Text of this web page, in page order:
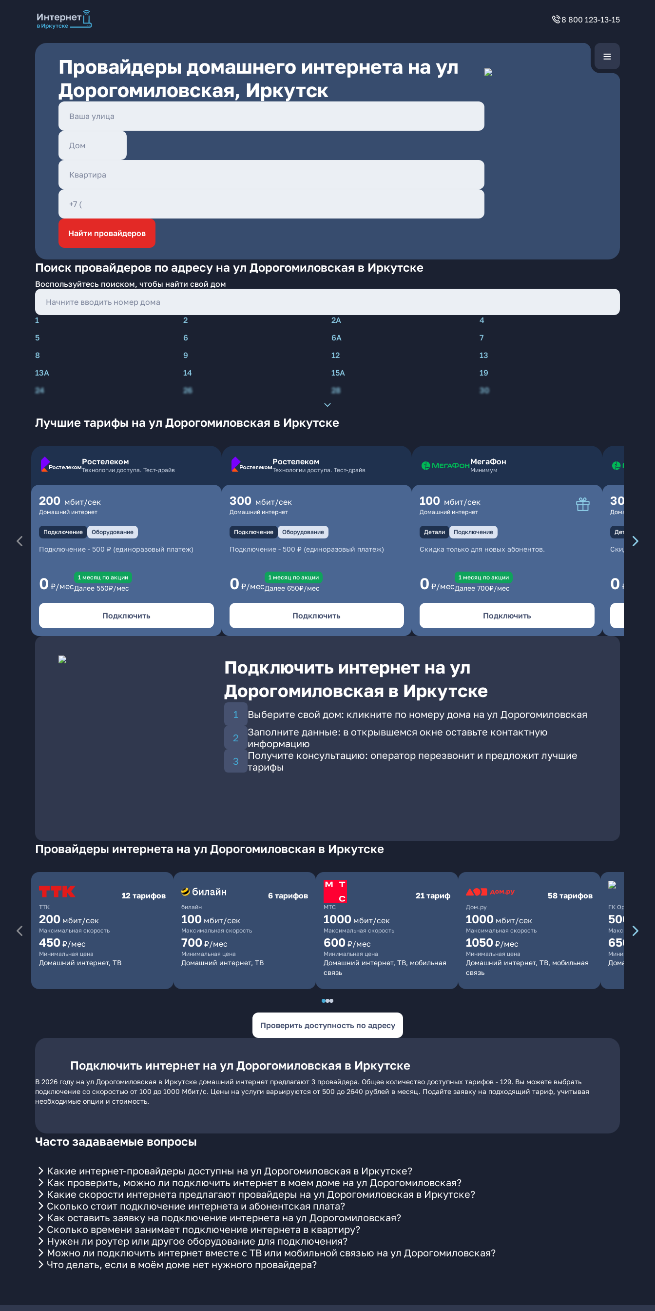
8 800 123-13-15
Провайдеры домашнего интернета на ул
Дорогомиловская, Иркутск
Найти провайдеров
Поиск провайдеров по адресу на ул Дорогомиловская в Иркутске
Воспользуйтесь поиском, чтобы найти свой дом
1 2 2А
4
5
6 6А
7
8
9 12
13
13А
14 15А
19
24
26 28 30
Лучшие тарифы на ул Дорогомиловская в Иркутске
Ростелеком
Технологии доступа. Тест-драйв
200 мбит/сек
Домашний интернет
Подключение Оборудование
Подключение - 500 ₽ (единоразовый платеж)
0 ₽/мес
1 месяц по акции
Далее 550₽/мес
Подключить
Ростелеком
Технологии доступа. Тест-драйв
300 мбит/сек
Домашний интернет
Подключение Оборудование
Подключение- 500 ₽ (единоразовый платеж)
0 ₽/мес
1 месяц по акции
Далее 650₽/мес
Подключить
МегаФон
Минимум
100 мбит/сек
Домашний интернет
Детали Подключение
Скидка только для новых абонентов.
0 ₽/мес
1 месяц по акции
Далее 700₽/мес
Подключить
300
Домашний
Детали
Скидка
0 ₽/мес
Подключить интернет на ул
Дорогомиловская в Иркутске
Выберите свой дом: кликните по номеру дома на ул Дорогомиловская
Заполните данные: в открывшемся окне оставьте контактную
информацию
Получите консультацию: оператор перезвонит и предложит лучшие
тарифы
Провайдеры интернета на ул Дорогомиловская в Иркутске
ТТК
12 тарифов
200 мбит/сек
Максимальная скорость
450 ₽/мес
Минимальная цена
Домашний интернет, ТВ
билайн
6 тарифов
100 мбит/сек
Максимальная скорость
700 ₽/мес
Минимальная цена
Домашний интернет, ТВ
МТС
21 тариф
1000 мбит/сек
Максимальная скорость
600 ₽/мес
Минимальная цена
Домашний интернет, ТВ, мобильная
связь
Дом.ру
58 тарифов
1000 мбит/сек
Максимальная скорость
1050 ₽/мес
Минимальная цена
Домашний интернет, ТВ, мобильная
связь
ГК Орион
500
Максимальная
650
Минимальная
Домашний
Проверить доступность по адресу
Подключить интернет на ул Дорогомиловская в Иркутске
В 2026 году на ул Дорогомиловская в Иркутске домашний интернет предлагают 3 провайдера. Общее количество доступных тарифов - 129. Вы можете выбрать
подключение со скоростью от 100 до 1000 Мбит/с. Цены на услуги варьируются от 500 до 2640 рублей в месяц. Подайте заявку на подходящий тариф, учитывая
необходимые опции и стоимость.
Часто задаваемые вопросы
Какие интернет-провайдеры доступны на ул Дорогомиловская в Иркутске?
Как проверить, можно ли подключить интернет в моем доме на ул Дорогомиловская?
Какие скорости интернета предлагают провайдеры на ул Дорогомиловская в Иркутске?
Сколько стоит подключение интернета и абонентская плата?
Как оставить заявку на подключение интернета на ул Дорогомиловская?
Сколько времени занимает подключение интернета в квартиру?
Нужен ли роутер или другое оборудование для подключения?
Можно ли подключить интернет вместе с ТВ или мобильной связью на ул Дорогомиловская?
Что делать, если в моём доме нет нужного провайдера?